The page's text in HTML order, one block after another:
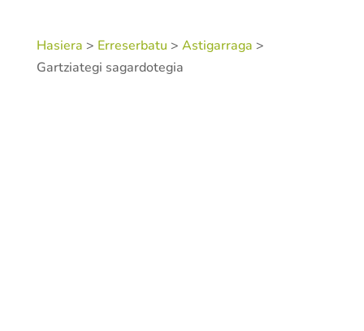
Hasiera > Erreserbatu > Astigarraga >
Gartziategi sagardotegia